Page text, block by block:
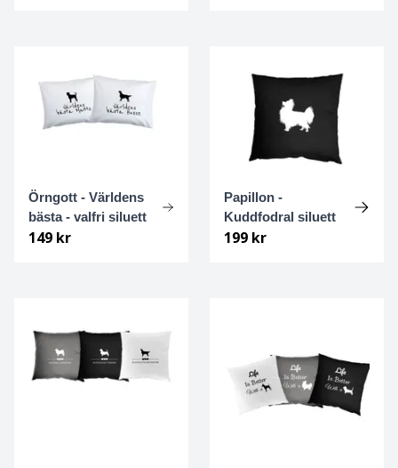
Örngott - Världens
bästa - valfri siluett
149 kr
Papillon -
Kuddfodral siluett
199 kr
Grand Danois
Griffon Bruxellois
Grosser Münsterländer
Hannoveransk viltspårhund
Hovawart